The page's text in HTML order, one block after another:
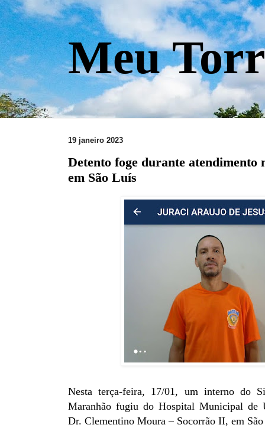
Meu
19 janeiro 2023
Detento foge durante atendimento
em São Luís
Nesta terça-feira, 17/01, um interno do
Maranhão fugiu do Hospital Municipal de
Dr. Clementino Moura – Socorrão II, em